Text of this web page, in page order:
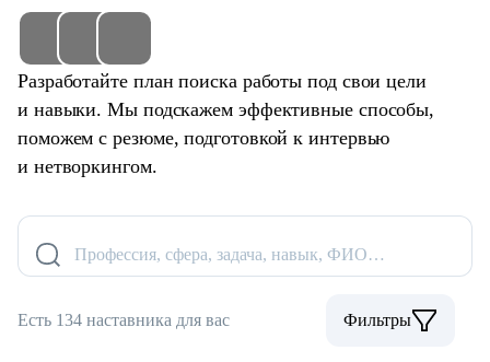
Разработайте план поиска работы под свои цели
и навыки. Мы подскажем эффективные способы,
поможем с резюме, подготовкой к интервью
и нетворкингом.
Профессия, сфера, задача, навык, ФИО…
Есть 134 наставника для вас Фильтры